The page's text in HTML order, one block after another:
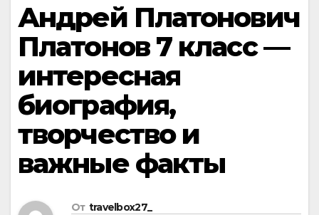
Андрей Платонович
Платонов 7 класс —
интересная
биография,
творчество и
важные факты
От travelbox27_